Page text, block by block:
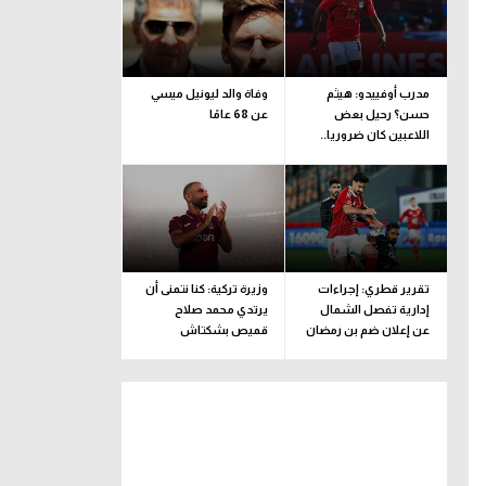
مدرب أوفييدو: هيثم
حسن؟ رحيل بعض
اللاعبين كان ضروريا..
وفاة والد ليونيل ميسي
عن 68 عامًا
تقرير قطري: إجراءات
إدارية تفصل الشمال
عن إعلان ضم بن رمضان
وزيرة تركية: كنا نتمنى أن
يرتدي محمد صلاح
قميص بشكتاش